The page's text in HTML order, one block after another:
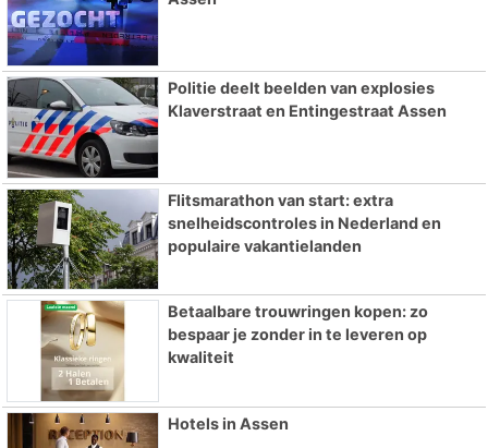
Politie deelt beelden van explosies
Klaverstraat en Entingestraat Assen
Flitsmarathon van start: extra
snelheidscontroles in Nederland en
populaire vakantielanden
Betaalbare trouwringen kopen: zo
bespaar je zonder in te leveren op
kwaliteit
Hotels in Assen